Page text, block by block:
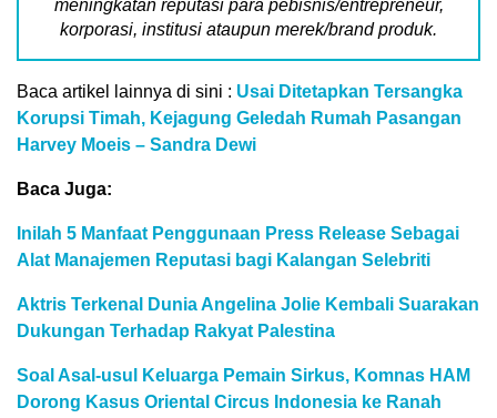
meningkatan reputasi para pebisnis/entrepreneur,
korporasi, institusi ataupun merek/brand produk.
Baca artikel lainnya di sini : Usai Ditetapkan Tersangka
Korupsi Timah, Kejagung Geledah Rumah Pasangan
Harvey Moeis – Sandra Dewi
Baca Juga:
Inilah 5 Manfaat Penggunaan Press Release Sebagai
Alat Manajemen Reputasi bagi Kalangan Selebriti
Aktris Terkenal Dunia Angelina Jolie Kembali Suarakan
Dukungan Terhadap Rakyat Palestina
Soal Asal-usul Keluarga Pemain Sirkus, Komnas HAM
Dorong Kasus Oriental Circus Indonesia ke Ranah